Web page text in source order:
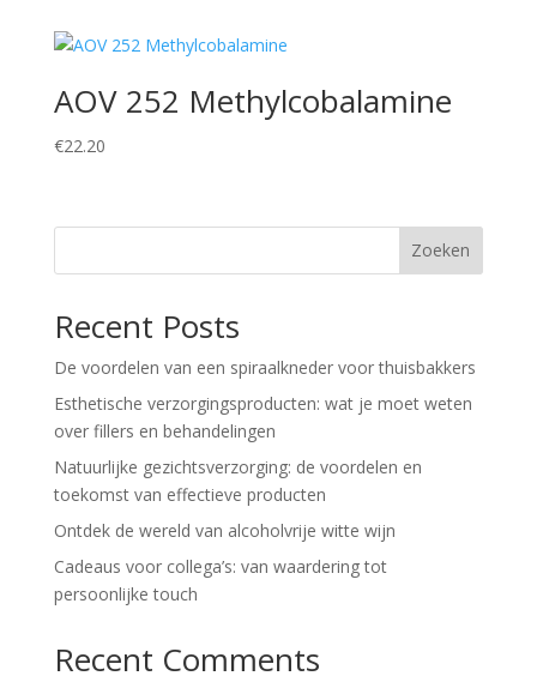
AOV 252 Methylcobalamine
€22.20
Zoeken
Recent Posts
De voordelen van een spiraalkneder voor thuisbakkers
Esthetische verzorgingsproducten: wat je moet weten
over fillers en behandelingen
Natuurlijke gezichtsverzorging: de voordelen en
toekomst van effectieve producten
Ontdek de wereld van alcoholvrije witte wijn
Cadeaus voor collega’s: van waardering tot
persoonlijke touch
Recent Comments